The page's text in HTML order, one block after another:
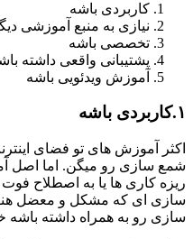
کاربردی باشه
نیازی به منبع آموزشی
تخصصی باشه
پشتیبانی واقعی داشته
آموزش ویدئویی باشه
۱.کاربردی باشه
اکثر آموزش های تو فضای
شمع سازی رو میگن. اما اصل
ریزه کاری ها یا به اصطلاح
سازی ای که مشکل و معضل
سازی رو به همراه داشته باشه